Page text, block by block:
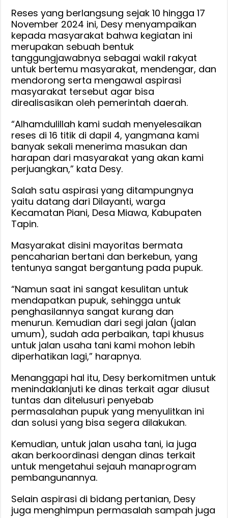
Reses yang berlangsung sejak 10 hingga 17
November 2024 ini, Desy menyampaikan
kepada masyarakat bahwa kegiatan ini
merupakan sebuah bentuk
tanggungjawabnya sebagai wakil rakyat
untuk bertemu masyarakat, mendengar, dan
mendorong serta mengawal aspirasi
masyarakat tersebut agar bisa
direalisasikan oleh pemerintah daerah.
“Alhamdulillah kami sudah menyelesaikan
reses di 16 titik di dapil 4, yangmana kami
banyak sekali menerima masukan dan
harapan dari masyarakat yang akan kami
perjuangkan,” kata Desy.
Salah satu aspirasi yang ditampungnya
yaitu datang dari Dilayanti, warga
Kecamatan Piani, Desa Miawa, Kabupaten
Tapin.
Masyarakat disini mayoritas bermata
pencaharian bertani dan berkebun, yang
tentunya sangat bergantung pada pupuk.
“Namun saat ini sangat kesulitan untuk
mendapatkan pupuk, sehingga untuk
penghasilannya sangat kurang dan
menurun. Kemudian dari segi jalan (jalan
umum), sudah ada perbaikan, tapi khusus
untuk jalan usaha tani kami mohon lebih
diperhatikan lagi,” harapnya.
Menanggapi hal itu, Desy berkomitmen untuk
menindaklanjuti ke dinas terkait agar diusut
tuntas dan ditelusuri penyebab
permasalahan pupuk yang menyulitkan ini
dan solusi yang bisa segera dilakukan.
Kemudian, untuk jalan usaha tani, ia juga
akan berkoordinasi dengan dinas terkait
untuk mengetahui sejauh manaprogram
pembangunannya.
Selain aspirasi di bidang pertanian, Desy
juga menghimpun permasalah sampah juga